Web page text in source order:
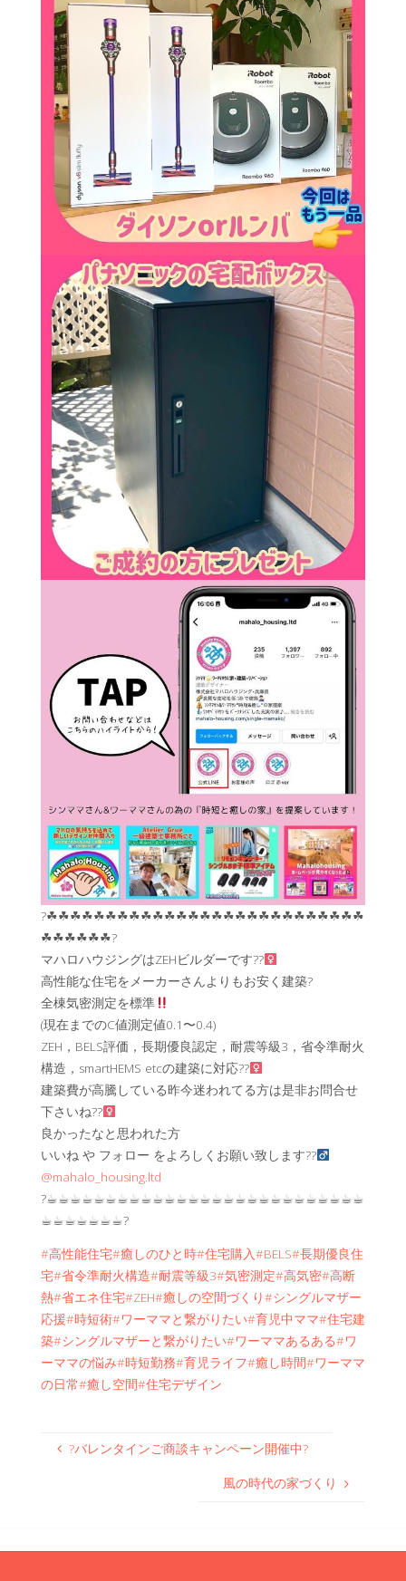
?☘︎☘︎☘︎☘︎☘︎☘︎☘︎☘︎☘︎☘︎☘︎☘︎☘︎☘︎☘︎☘︎☘︎☘︎☘︎☘︎☘︎☘︎☘︎☘︎☘︎☘︎☘︎
☘︎☘︎☘︎☘︎☘︎☘︎?
マハロハウジングはZEHビルダーです??‍
高性能な住宅をメーカーさんよりもお安く建築?
全棟気密測定を標準
(現在までのC値測定値0.1〜0.4)
ZEH，BELS評価，長期優良認定，耐震等級3，省令準耐火
構造，smartHEMS etcの建築に対応??‍
建築費が高騰している昨今迷われてる方は是非お問合せ
下さいね??‍
良かったなと思われた方
いいね や フォロー をよろしくお願い致します??‍
@mahalo_housing.ltd
?☕︎☕︎☕︎☕︎☕︎☕︎☕︎☕︎☕︎☕︎☕︎☕︎☕︎☕︎☕︎☕︎☕︎☕︎☕︎☕︎☕︎☕︎☕︎☕︎☕︎☕︎☕︎
☕︎☕︎☕︎☕︎☕︎☕︎☕︎?
#高性能住宅#癒しのひと時#住宅購入#BELS#長期優良住
宅#省令準耐火構造#耐震等級3#気密測定#高気密#高断
熱#省エネ住宅#ZEH#癒しの空間づくり#シングルマザー
応援#時短術#ワーママと繋がりたい#育児中ママ#住宅建
築#シングルマザーと繋がりたい#ワーママあるある#ワ
ーママの悩み#時短勤務#育児ライフ#癒し時間#ワーママ
の日常#癒し空間#住宅デザイン
?バレンタインご商談キャンペーン開催中?
風の時代の家づくり